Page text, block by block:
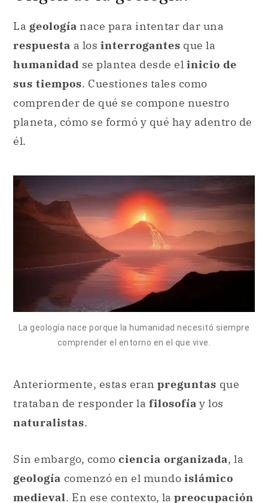
comprender de qué se compone nuestro
planeta, cómo se formó y qué hay adentro de
él.
La geología nace porque la humanidad necesitó siempre
comprender el entorno en el que vive.
Anteriormente, estas eranpreguntasque
trataban de responder lafilosofíay los
naturalistas
Sin embargo, comociencia organizada, la
geología comenzó en el mundoislámico
medieval. En ese contexto, la
analizar cómo se formaban las montañas, los
sismos y otrosfenómenosque hoy por hoy